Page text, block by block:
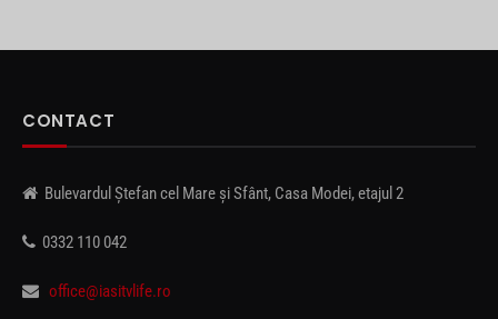
CONTACT
Bulevardul Ștefan cel Mare și Sfânt, Casa Modei, etajul 2
0332 110 042
office@iasitvlife.ro